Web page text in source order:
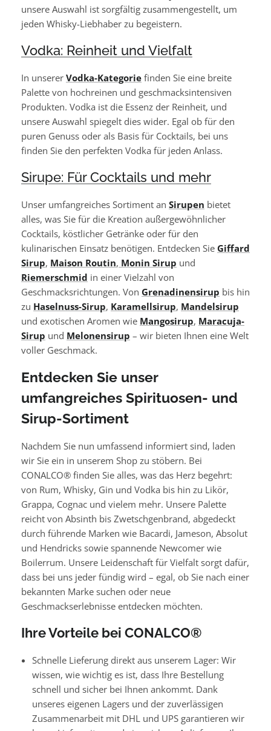
unsere Auswahl ist sorgfältig zusammengestellt, um
jeden Whisky-Liebhaber zu begeistern.
Vodka: Reinheit und Vielfalt
In unserer Vodka-Kategorie finden Sie eine breite
Palette von hochreinen und geschmacksintensiven
Produkten. Vodka ist die Essenz der Reinheit, und
unsere Auswahl spiegelt dies wider. Egal ob für den
puren Genuss oder als Basis für Cocktails, bei uns
finden Sie den perfekten Vodka für jeden Anlass.
Sirupe: Für Cocktails und mehr
Unser umfangreiches Sortiment an Sirupen bietet
alles, was Sie für die Kreation außergewöhnlicher
Cocktails, köstlicher Getränke oder für den
kulinarischen Einsatz benötigen. Entdecken Sie Giffard
Sirup, Maison Routin, Monin Sirup und
Riemerschmid in einer Vielzahl von
Geschmacksrichtungen. Von Grenadinensirup bis hin
zu Haselnuss-Sirup, Karamellsirup, Mandelsirup
und exotischen Aromen wie Mangosirup, Maracuja-
Sirup und Melonensirup – wir bieten Ihnen eine Welt
voller Geschmack.
Entdecken Sie unser
umfangreiches Spirituosen- und
Sirup-Sortiment
Nachdem Sie nun umfassend informiert sind, laden
wir Sie ein in unserem Shop zu stöbern. Bei
CONALCO® finden Sie alles, was das Herz begehrt:
von Rum, Whisky, Gin und Vodka bis hin zu Likör,
Grappa, Cognac und vielem mehr. Unsere Palette
reicht von Absinth bis Zwetschgenbrand, abgedeckt
durch führende Marken wie Bacardi, Jameson, Absolut
und Hendricks sowie spannende Newcomer wie
Boilerrum. Unsere Leidenschaft für Vielfalt sorgt dafür,
dass bei uns jeder fündig wird – egal, ob Sie nach einer
bekannten Marke suchen oder neue
Geschmackserlebnisse entdecken möchten.
Ihre Vorteile bei CONALCO®
Schnelle Lieferung direkt aus unserem Lager: Wir
wissen, wie wichtig es ist, dass Ihre Bestellung
schnell und sicher bei Ihnen ankommt. Dank
unseres eigenen Lagers und der zuverlässigen
Zusammenarbeit mit DHL und UPS garantieren wir